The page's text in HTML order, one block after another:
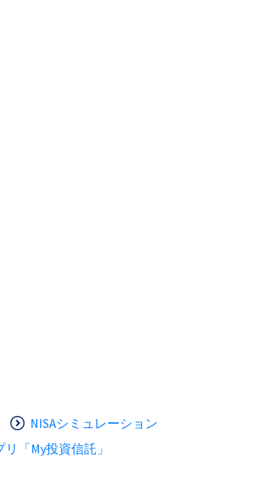
NISAシミュレーション
「My投資信託」